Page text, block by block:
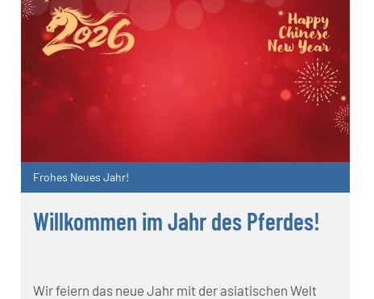
Frohes Neues Jahr!
Willkommen im Jahr des Pferdes!
Wir feiern das neue Jahr mit der asiatischen Welt